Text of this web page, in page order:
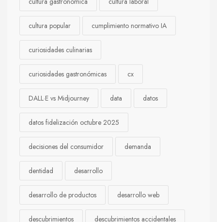
cultura popular cumplimiento normativo IA
curiosidades culinarias
curiosidades gastronómicas cx
DALL·E vs Midjourney data datos
datos fidelización octubre 2025
decisiones del consumidor demanda
dentidad desarrollo
desarrollo de productos desarrollo web
descubrimientos descubrimientos accidentales